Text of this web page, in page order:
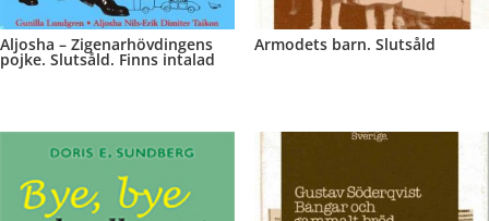
Aljosha – Zigenarhövdingens
pojke. Slutsåld. Finns intalad
Armodets barn. Slutsåld